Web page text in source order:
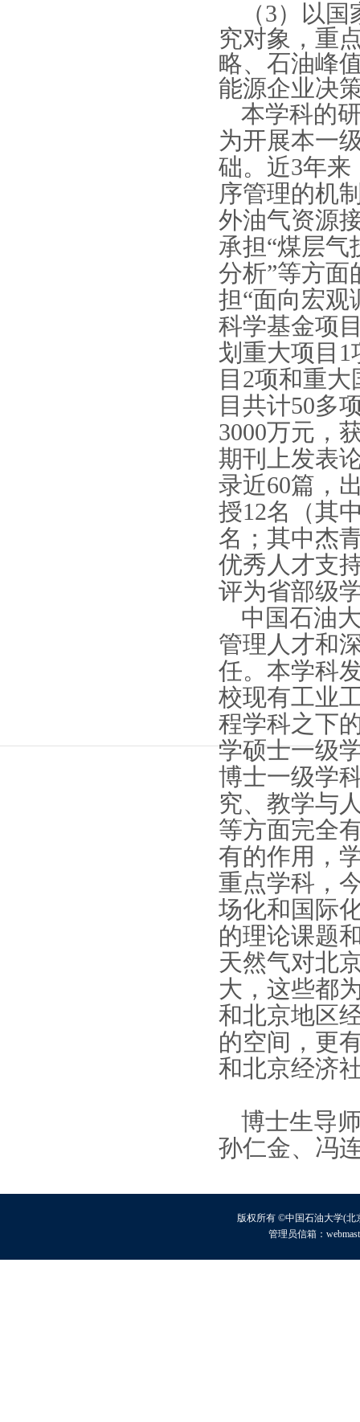
（3）以国
究对象，重
略、 石油峰
能源企业决
本学科的
为开展本一
础。近3年来
序管理的机
外油气资源
承担“煤层气
分析”等方面
担“面向宏观
科学基金项
划重大项目
目2项和重
目共计50多
3000万元，
期刊上发表
录近60篇，
授12名（其
名；其中杰
优秀人才支
评为省部级
中国石油
管理人才和
任。本学科
校现有工业
程学科之下
学硕士一级
博士一级学
究、教学与
等方面完全
有的作用，
重点学科，
场化和国际
的理论课题
天然气对北
大，这些都
和北京地区
的空间，更
和北京经济
博士生导
孙仁金、冯
版权所有 ©中国石油大学(北
管理员信箱：